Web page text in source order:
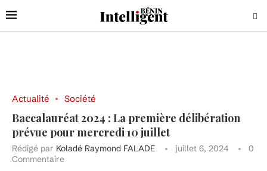
Actualité Société
Baccalauréat 2024 : La première délibération
prévue pour mercredi 10 juillet
Rédigé par Koladé Raymond FALADE juillet 6, 2024
0
Commentaire